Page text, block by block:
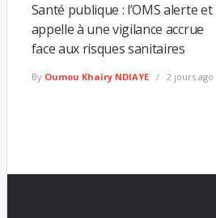
Santé publique : l’OMS alerte et
appelle à une vigilance accrue
face aux risques sanitaires
By Oumou Khaïry NDIAYE 2 jours ago